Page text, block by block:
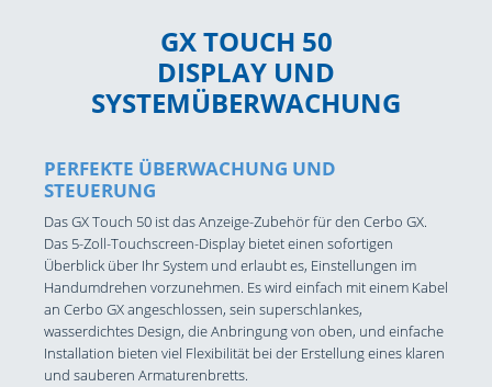
GX TOUCH 50
DISPLAY UND
SYSTEMÜBERWACHUNG
PERFEKTE ÜBERWACHUNG UND
STEUERUNG
Das GX Touch 50 ist das Anzeige-Zubehör für den Cerbo GX.
Das 5-Zoll-Touchscreen-Display bietet einen sofortigen
Überblick über Ihr System und erlaubt es, Einstellungen im
Handumdrehen vorzunehmen. Es wird einfach mit einem Kabel
an Cerbo GX angeschlossen, sein superschlankes,
wasserdichtes Design, die Anbringung von oben, und einfache
Installation bieten viel Flexibilität bei der Erstellung eines klaren
und sauberen Armaturenbretts.